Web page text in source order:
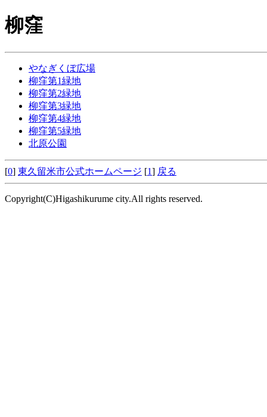
柳窪
やなぎくぼ広場
柳窪第1緑地
柳窪第2緑地
柳窪第3緑地
柳窪第4緑地
柳窪第5緑地
北原公園
[0] 東久留米市公式ホームページ [1] 戻る
Copyright(C)Higashikurume city.All rights reserved.